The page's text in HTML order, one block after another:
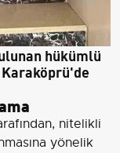
hükümlü
nitelikli
yönelik